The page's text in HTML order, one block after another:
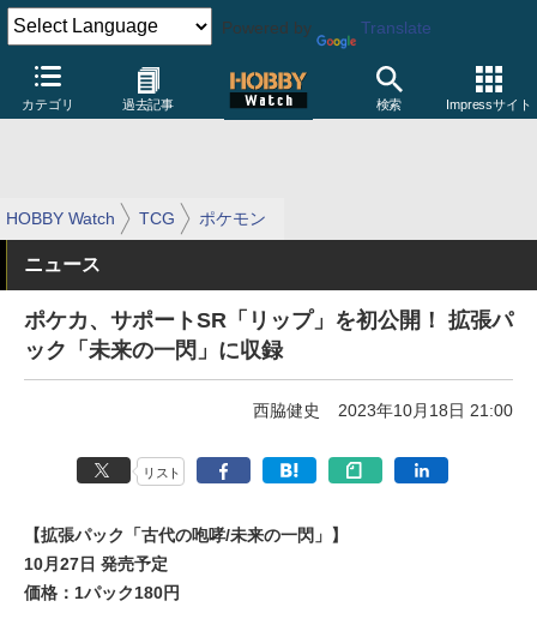
Powered by Translate
カテゴリ 過去記事 検索 Impressサイト
HOBBY Watch TCG ポケモン
ニュース
ポケカ、サポートSR「リップ」を初公開！ 拡張パ
ック「未来の一閃」に収録
西脇健史 2023年10月18日 21:00
リスト
【拡張パック「古代の咆哮/未来の一閃」】
10月27日 発売予定
価格：1パック180円